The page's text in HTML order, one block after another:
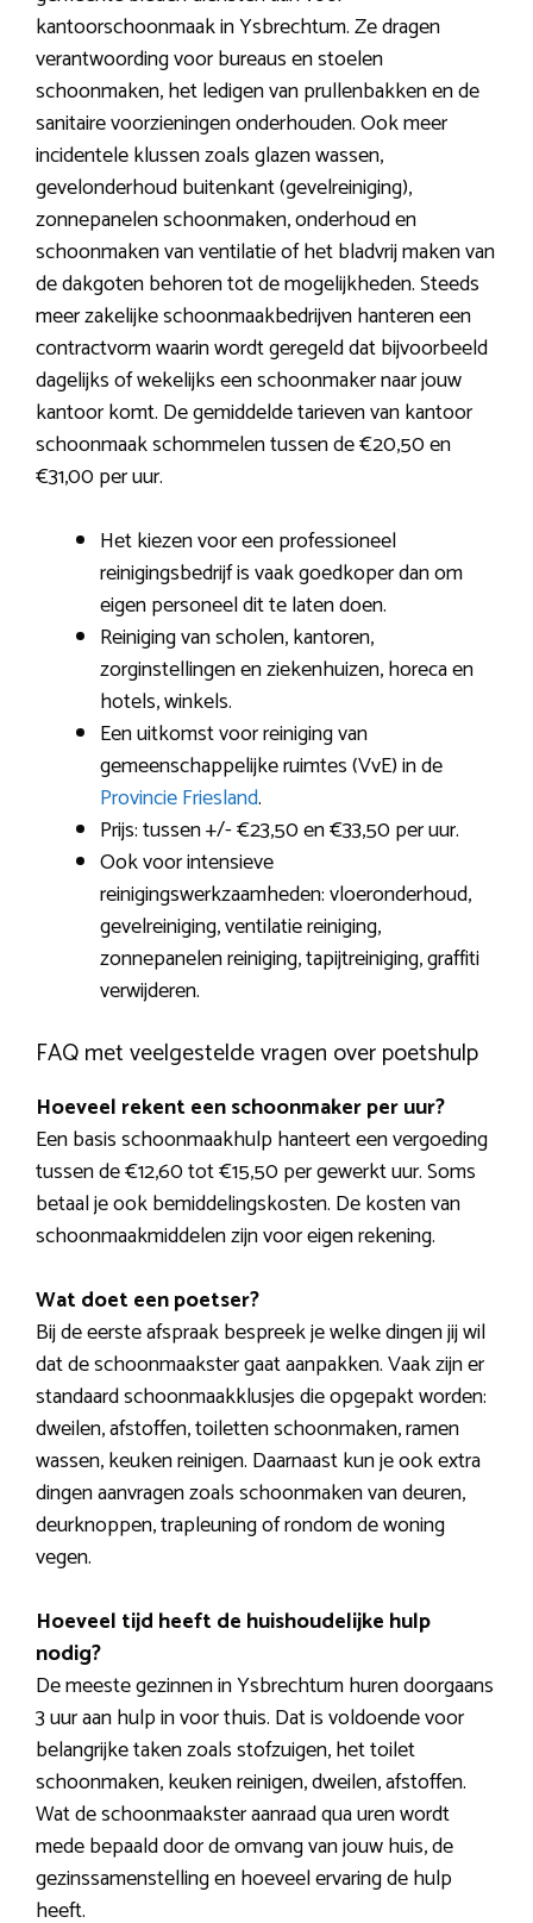
kantoorschoonmaak in Ysbrechtum. Ze dragen
verantwoording voor bureaus en stoelen
schoonmaken, het ledigen van prullenbakken en de
sanitaire voorzieningen onderhouden. Ook meer
incidentele klussen zoals glazen wassen,
gevelonderhoud buitenkant (gevelreiniging),
zonnepanelen schoonmaken, onderhoud en
schoonmaken van ventilatie of het bladvrij maken van
de dakgoten behoren tot de mogelijkheden. Steeds
meer zakelijke schoonmaakbedrijven hanteren een
contractvorm waarin wordt geregeld dat bijvoorbeeld
dagelijks of wekelijks een schoonmaker naar jouw
kantoor komt. De gemiddelde tarieven van kantoor
schoonmaak schommelen tussen de €20,50 en
€31,00 per uur.
Het kiezen voor een professioneel
reinigingsbedrijf is vaak goedkoper dan om
eigen personeel dit te laten doen.
Reiniging van scholen, kantoren,
zorginstellingen en ziekenhuizen, horeca en
hotels, winkels.
Een uitkomst voor reiniging van
gemeenschappelijke ruimtes (VvE) in de
Provincie Friesland.
Prijs: tussen +/- €23,50 en €33,50 per uur.
Ook voor intensieve
reinigingswerkzaamheden: vloeronderhoud,
gevelreiniging, ventilatie reiniging,
zonnepanelen reiniging, tapijtreiniging, graffiti
verwijderen.
FAQ met veelgestelde vragen over poetshulp
Hoeveel rekent een schoonmaker per uur?
Een basis schoonmaakhulp hanteert een vergoeding
tussen de €12,60 tot €15,50 per gewerkt uur. Soms
betaal je ook bemiddelingskosten. De kosten van
schoonmaakmiddelen zijn voor eigen rekening.
Wat doet een poetser?
Bij de eerste afspraak bespreek je welke dingen jij wil
dat de schoonmaakster gaat aanpakken. Vaak zijn er
standaard schoonmaakklusjes die opgepakt worden:
dweilen, afstoffen, toiletten schoonmaken, ramen
wassen, keuken reinigen. Daarnaast kun je ook extra
dingen aanvragen zoals schoonmaken van deuren,
deurknoppen, trapleuning of rondom de woning
vegen.
Hoeveel tijd heeft de huishoudelijke hulp
nodig?
De meeste gezinnen in Ysbrechtum huren doorgaans
3 uur aan hulp in voor thuis. Dat is voldoende voor
belangrijke taken zoals stofzuigen, het toilet
schoonmaken, keuken reinigen, dweilen, afstoffen.
Wat de schoonmaakster aanraad qua uren wordt
mede bepaald door de omvang van jouw huis, de
gezinssamenstelling en hoeveel ervaring de hulp
heeft.